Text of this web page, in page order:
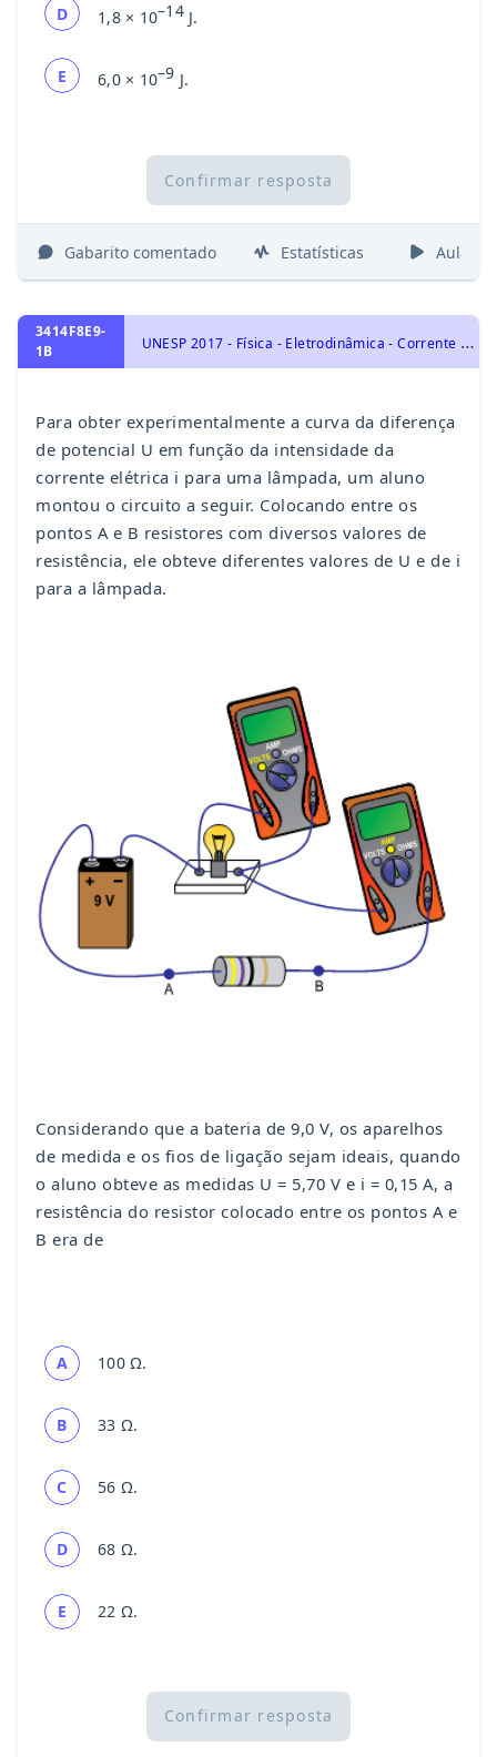
D 1,8 × 10–14J.
E 6,0 × 10–9 J.
Confirmar resposta
Gabarito comentado Estatísticas Aulas
3414F8E9-
1B
U
NESP 2017 - Física - Eletrodinâmica - Corrente Elétrica, Eletricidade
Para obter experimentalmente a curva da diferença
de potencial U em função da intensidade da
corrente elétrica i para uma lâmpada, um aluno
montou o circuito a seguir. Colocando entre os
pontos A e B resistores com diversos valores de
resistência, ele obteve diferentes valores de U e de i
para a lâmpada.
Considerando que a bateria de 9,0 V, os aparelhos
de medida e os fios de ligação sejam ideais, quando
o aluno obteve as medidas U = 5,70 V e i = 0,15 A, a
resistência do resistor colocado entre os pontos A e
B era de
A 100 Ω.
B 33 Ω.
C 56 Ω.
D 68 Ω.
E 22 Ω.
Confirmar resposta